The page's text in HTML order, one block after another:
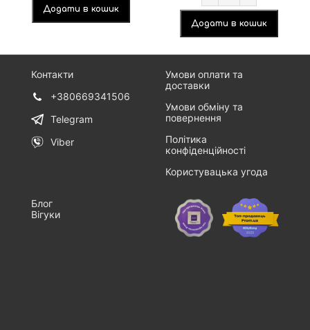
Додати в кошик
Додати в кошик
Контакти
+380669341506
Telegram
Viber
Умови оплати та
доставки
Умови обміну та
повернення
Політика
конфіденційності
Користувацька угода
Блог
Вігуки